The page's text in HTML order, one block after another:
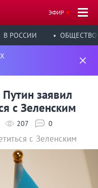
ЭФИР
В РОССИИ ОБЩЕСТВО
заявил
с Зеленским
207 0
с Зеленским